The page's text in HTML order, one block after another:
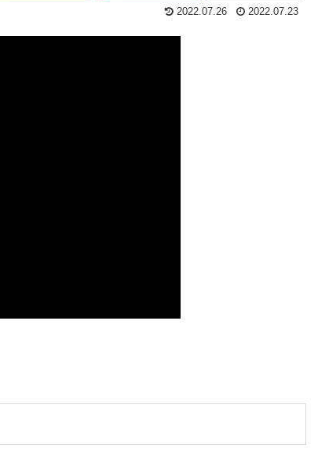
2022.07.26 2022.07.23